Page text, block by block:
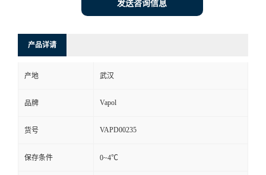
发送咨询信息
产品详请
产地 武汉
品牌 Vapol
货号 VAPD00235
保存条件 0~4℃